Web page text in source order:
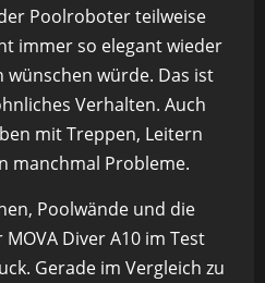
Poolroboter teilweise
immer so elegant wieder
wünschen würde. Das ist
Verhalten. Auch
mit Treppen, Leitern
manchmal Probleme.
Poolwände und die
Diver A10 im Test
Gerade im Vergleich zu